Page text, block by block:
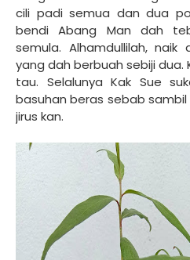
cili padi semua dan dua
bendi Abang Man dah
semula. Alhamdullilah,
yang dah berbuah sebiji dua.
tau. Selalunya Kak Sue
basuhan beras sebab
jirus kan.